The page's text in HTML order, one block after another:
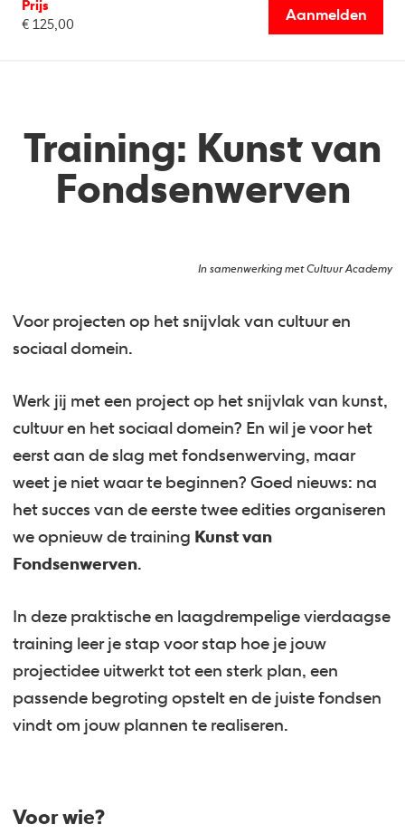
Prijs
€ 125,00
Aanmelden
Training: Kunst van
Fondsenwerven
In samenwerking met Cultuur Academy
Voor projecten op het snijvlak van cultuur en
sociaal domein.
Werk jij met een project op het snijvlak van kunst,
cultuur en het sociaal domein? En wil je voor het
eerst aan de slag met fondsenwerving, maar
weet je niet waar te beginnen? Goed nieuws: na
het succes van de eerste twee edities organiseren
we opnieuw de training Kunst van
Fondsenwerven.
In deze praktische en laagdrempelige vierdaagse
training leer je stap voor stap hoe je jouw
projectidee uitwerkt tot een sterk plan, een
passende begroting opstelt en de juiste fondsen
vindt om jouw plannen te realiseren.
Voor wie?